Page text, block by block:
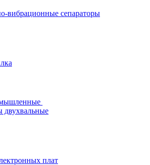
вибрационные сепараторы
плат